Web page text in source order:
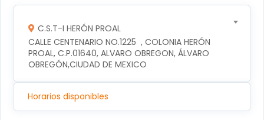
C.S.T-I HERÓN PROAL
CALLE CENTENARIO NO.1225  , COLONIA HERÓN
PROAL, C.P.01640, ALVARO OBREGON, ÁLVARO
OBREGÓN,CIUDAD DE MEXICO
Horarios disponibles